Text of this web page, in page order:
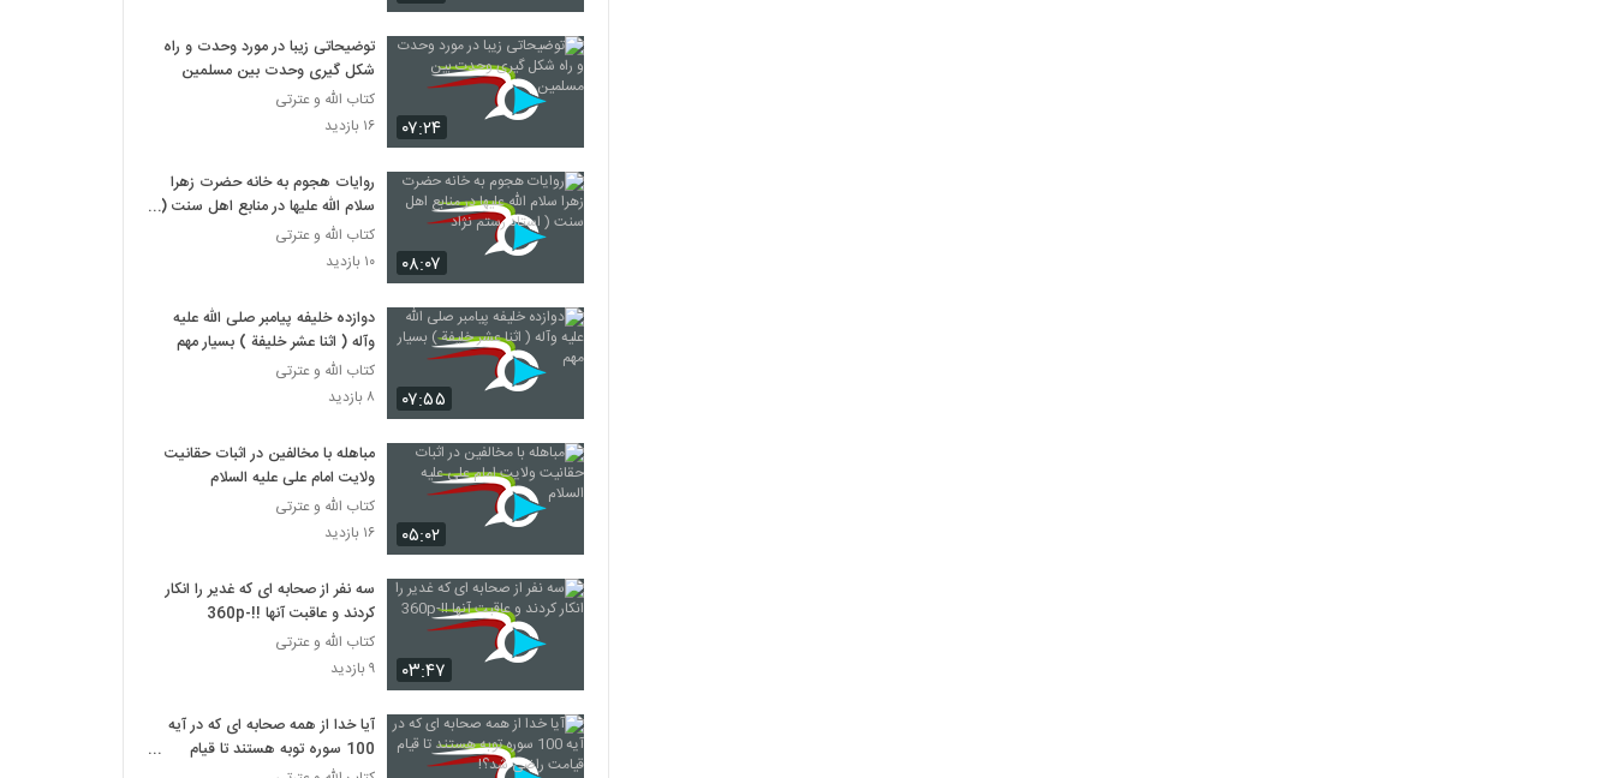
۰۷:۲۴
توضیحاتی زیبا در مورد وحدت و راه
شکل گیری وحدت بین مسلمین
کتاب الله و عترتی
۱۶ بازدید
۰۸:۰۷
روایات هجوم به خانه حضرت زهرا
سلام الله علیها در منابع اهل سنت (
استاد رستم نژاد
کتاب الله و عترتی
۱۰ بازدید
۰۷:۵۵
دوازده خلیفه پیامبر صلی الله علیه
وآله ( اثنا عشر خليفة ) بسیار مهم
کتاب الله و عترتی
۸ بازدید
۰۵:۰۲
مباهله با مخالفین در اثبات حقانیت
ولایت امام علی علیه السلام
کتاب الله و عترتی
۱۶ بازدید
۰۳:۴۷
سه نفر از صحابه ای که غدیر را انکار
کردند و عاقبت آنها !!-360p
کتاب الله و عترتی
۹ بازدید
آیا خدا از همه صحابه ای که در آیه
100 سوره توبه هستند تا قیام